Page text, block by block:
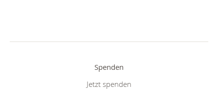
Spenden
Jetzt spenden